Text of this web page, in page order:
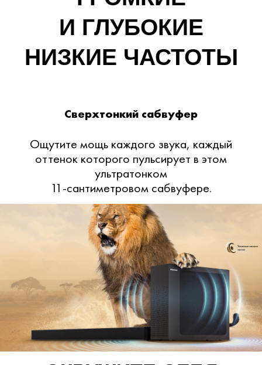
И ГЛУБОКИЕ
НИЗКИЕ ЧАСТОТЫ
Сверхтонкий сабвуфер
Ощутите мощь каждого звука, каждый
оттенок которого пульсирует в этом
ультратонком
11-сантиметровом сабвуфере.